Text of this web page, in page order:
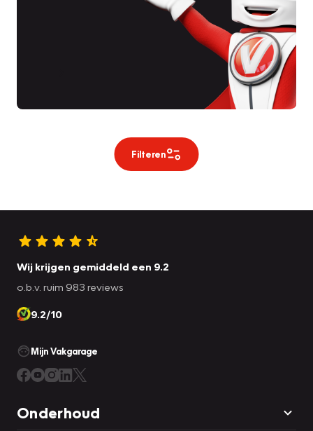
Filteren
Wij krijgen gemiddeld een 9.2
o.b.v. ruim 983 reviews
9.2/10
Mijn Vakgarage
Onderhoud